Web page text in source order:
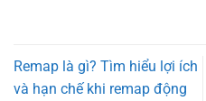
Remap là gì? Tìm hiểu lợi ích
và hạn chế khi remap động